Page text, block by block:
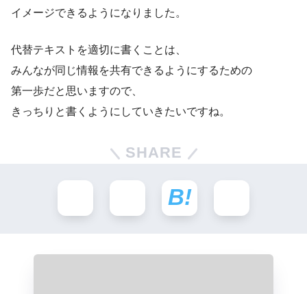
イメージできるようになりました。
代替テキストを適切に書くことは、
みんなが同じ情報を共有できるようにするための
第一歩だと思いますので、
きっちりと書くようにしていきたいですね。
SHARE